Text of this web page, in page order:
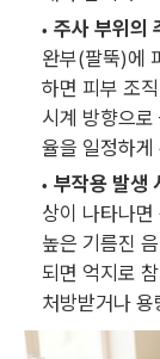
주사 부위의
완부(팔뚝)에
하면 피부 조
시계 방향으
율을 일정하게
부작용 발생
상이 나타나면
높은 기름진
되면 억지로
처방받거나